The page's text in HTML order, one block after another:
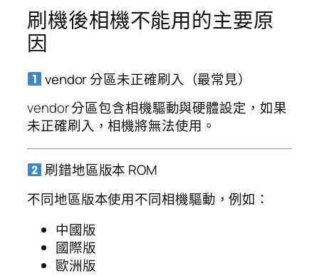
刷機後相機不能用的主要原
因
vendor 分區未正確刷入（最常見）
vendor 分區包含相機驅動與硬體設定，如果
未正確刷入，相機將無法使用。
刷錯地區版本 ROM
不同地區版本使用不同相機驅動，例如：
中國版
國際版
歐洲版